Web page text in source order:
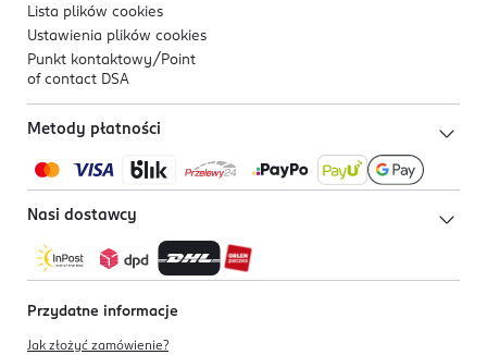
Lista plików cookies
Ustawienia plików cookies
Punkt kontaktowy/ Point
of contact DSA
Metody płatności
Nasi dostawcy
Przydatne informacje
Jak złożyć zamówienie?